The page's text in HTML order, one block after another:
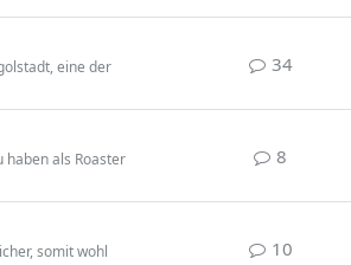
eine der
34
haben als Roaster
8
somit wohl
10